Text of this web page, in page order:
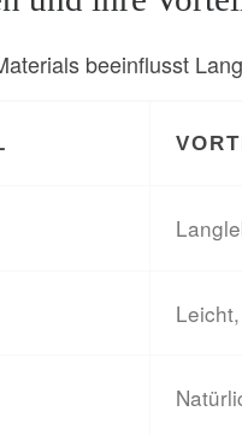
beeinflusst